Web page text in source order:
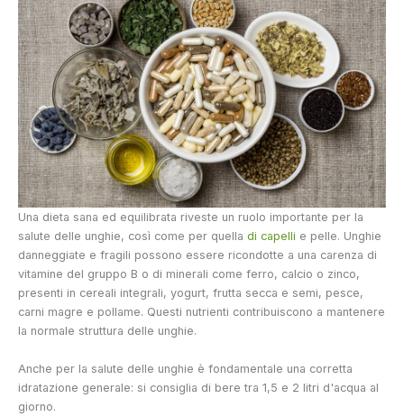
Una dieta sana ed equilibrata riveste un ruolo importante per la
salute delle unghie, così come per quella di capelli e pelle. Unghie
danneggiate e fragili possono essere ricondotte a una carenza di
vitamine del gruppo B o di minerali come ferro, calcio o zinco,
presenti in cereali integrali, yogurt, frutta secca e semi, pesce,
carni magre e pollame. Questi nutrienti contribuiscono a mantenere
la normale struttura delle unghie.
Anche per la salute delle unghie è fondamentale una corretta
idratazione generale: si consiglia di bere tra 1,5 e 2 litri d'acqua al
giorno.